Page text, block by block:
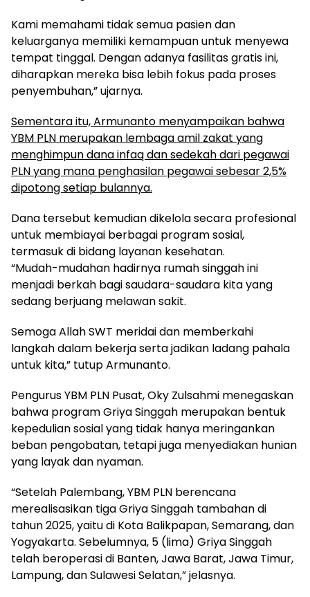
Kami memahami tidak semua pasien dan
keluarganya memiliki kemampuan untuk menyewa
tempat tinggal. Dengan adanya fasilitas gratis ini,
diharapkan mereka bisa lebih fokus pada proses
penyembuhan,” ujarnya.
Sementara itu, Armunanto menyampaikan bahwa
YBM PLN merupakan lembaga amil zakat yang
menghimpun dana infaq dan sedekah dari pegawai
PLN yang mana penghasilan pegawai sebesar 2,5%
dipotong setiap bulannya.
Dana tersebut kemudian dikelola secara profesional
untuk membiayai berbagai program sosial,
termasuk di bidang layanan kesehatan.
“Mudah-mudahan hadirnya rumah singgah ini
menjadi berkah bagi saudara-saudara kita yang
sedang berjuang melawan sakit.
Semoga Allah SWT meridai dan memberkahi
langkah dalam bekerja serta jadikan ladang pahala
untuk kita,” tutup Armunanto.
Pengurus YBM PLN Pusat, Oky Zulsahmi menegaskan
bahwa program Griya Singgah merupakan bentuk
kepedulian sosial yang tidak hanya meringankan
beban pengobatan, tetapi juga menyediakan hunian
yang layak dan nyaman.
“Setelah Palembang, YBM PLN berencana
merealisasikan tiga Griya Singgah tambahan di
tahun 2025, yaitu di Kota Balikpapan, Semarang, dan
Yogyakarta. Sebelumnya, 5 (lima) Griya Singgah
telah beroperasi di Banten, Jawa Barat, Jawa Timur,
Lampung, dan Sulawesi Selatan,” jelasnya.